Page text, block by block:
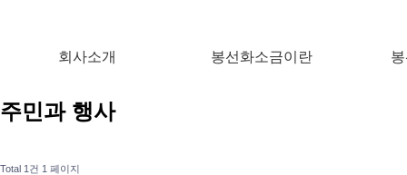
회사소개 봉선화소금이란
주민과 행사
Total 1건 1 페이지